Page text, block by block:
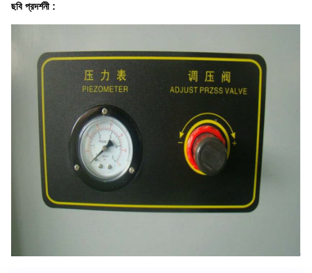
ছবি প্রদর্শনী :